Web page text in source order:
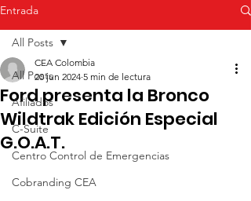
Entrada
All Posts
Afiliados
C-Suite
Centro Control de Emergencias
Cobranding CEA
All Posts
Ford presenta la Bronco
Wildtrak Edición Especial
G.O.A.T.
CEA Colombia
20 jun 2024 5 min de lectura